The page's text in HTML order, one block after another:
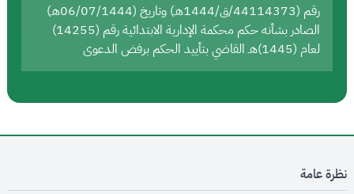
رقم (44114373/ق/1444هـ) وتاريخ (06/07/1444هـ)
الصادر بشأنه حكم محكمة الإدارية الابتدائية رقم (14255)
لعام (1445)هـ القاضي بتأييد الحكم برفض الدعوى
نظرة عامة